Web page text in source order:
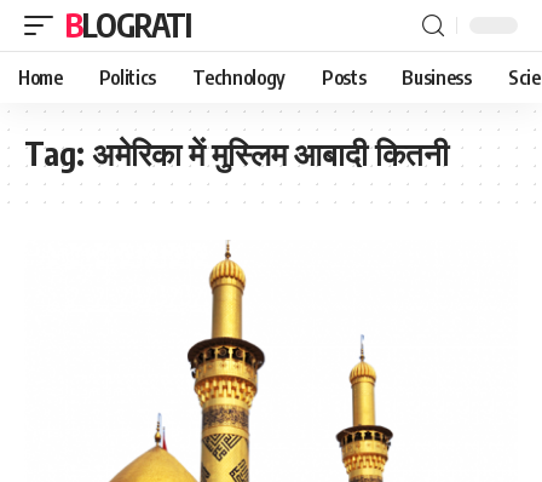
BLOGRATI
Home Politics Technology Posts Business
Tag: अमेरिका में मुस्लिम आबादी कितनी